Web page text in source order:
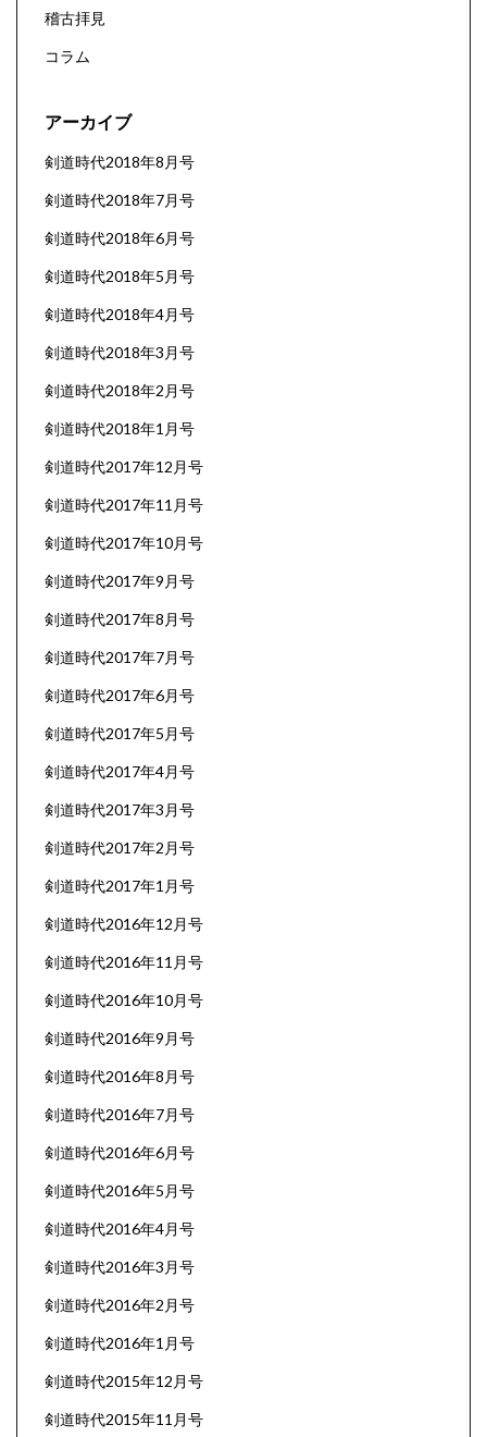
稽古拝見
コラム
アーカイブ
剣道時代2018年8月号
剣道時代2018年7月号
剣道時代2018年6月号
剣道時代2018年5月号
剣道時代2018年4月号
剣道時代2018年3月号
剣道時代2018年2月号
剣道時代2018年1月号
剣道時代2017年12月号
剣道時代2017年11月号
剣道時代2017年10月号
剣道時代2017年9月号
剣道時代2017年8月号
剣道時代2017年7月号
剣道時代2017年6月号
剣道時代2017年5月号
剣道時代2017年4月号
剣道時代2017年3月号
剣道時代2017年2月号
剣道時代2017年1月号
剣道時代2016年12月号
剣道時代2016年11月号
剣道時代2016年10月号
剣道時代2016年9月号
剣道時代2016年8月号
剣道時代2016年7月号
剣道時代2016年6月号
剣道時代2016年5月号
剣道時代2016年4月号
剣道時代2016年3月号
剣道時代2016年2月号
剣道時代2016年1月号
剣道時代2015年12月号
剣道時代2015年11月号